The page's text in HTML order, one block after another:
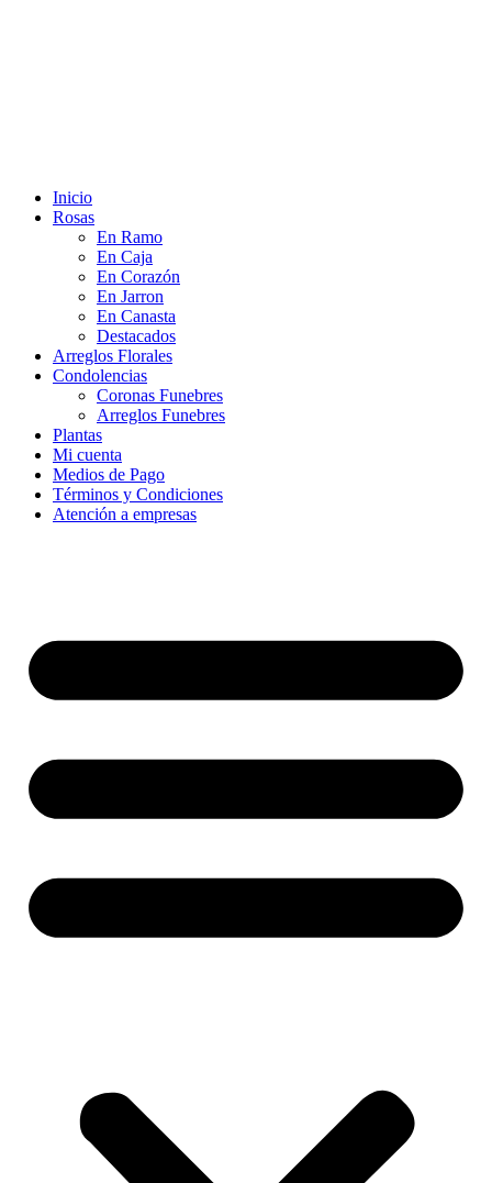
Inicio
Rosas
En Ramo
En Caja
En Corazón
En Jarron
En Canasta
Destacados
Arreglos Florales
Condolencias
Coronas Funebres
Arreglos Funebres
Plantas
Mi cuenta
Medios de Pago
Términos y Condiciones
Atención a empresas